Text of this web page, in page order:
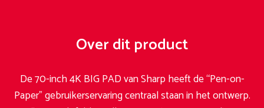
Over dit product
De 70-inch 4K BIG PAD van Sharp heeft de “Pen-on-
Paper” gebruikerservaring centraal staan in het ontwerp.